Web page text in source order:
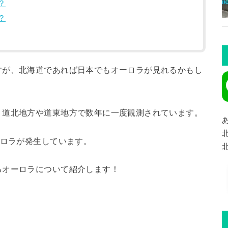
、北海道であれば日本でもオーロラが見れるかもし
北地方や道東地方で数年に一度観測されています。
ラが発生しています。
ーロラについて紹介します！